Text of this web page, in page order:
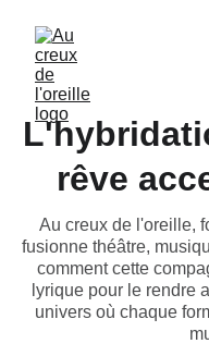
rêve
Au creux de l'oreille,
fusionne théâtre,
comment cette
lyrique pour le rendre
univers où chaque